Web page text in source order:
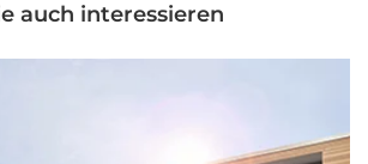
auch interessieren